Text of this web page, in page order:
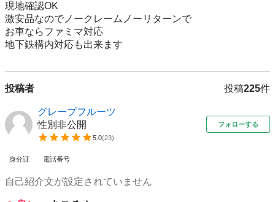
現地確認OK
激安品なのでノークレームノーリターンで
お車ならファミマ対応
投稿者 投稿225件
グレープフルーツ
性別非公開
5.0(23)
フォローする
身分証 電話番号
自己紹介文が設定されていません